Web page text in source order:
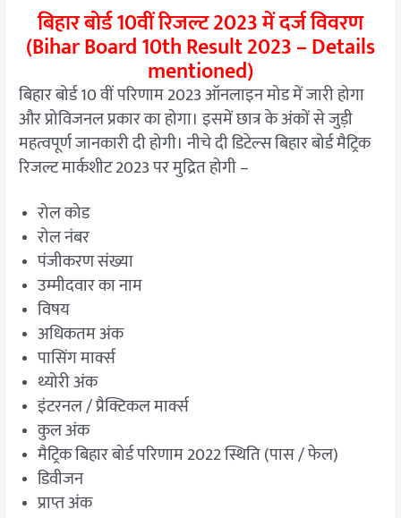
बिहार बोर्ड 10वीं रिजल्ट 2023 में दर्ज विवरण
(Bihar Board 10th Result 2023 – Details
mentioned)
बिहार बोर्ड 10 वीं परिणाम 2023 ऑनलाइन मोड में जारी होगा
और प्रोविजनल प्रकार का होगा। इसमें छात्र के अंकों से जुड़ी
महत्वपूर्ण जानकारी दी होगी। नीचे दी डिटेल्स बिहार बोर्ड मैट्रिक
रिजल्ट मार्कशीट 2023 पर मुद्रित होगी –
रोल कोड
रोल नंबर
पंजीकरण संख्या
उम्मीदवार का नाम
विषय
अधिकतम अंक
पासिंग मार्क्स
थ्योरी अंक
इंटरनल / प्रैक्टिकल मार्क्स
कुल अंक
मैट्रिक बिहार बोर्ड परिणाम 2022 स्थिति (पास / फेल)
डिवीजन
प्राप्त अंक